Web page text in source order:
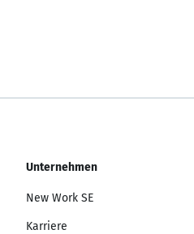
Unternehmen
New Work SE
Karriere